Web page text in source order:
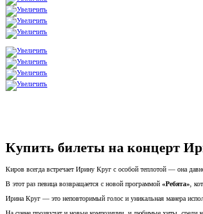
Купить билеты на концерт
Киров всегда встречает Ирину Круг с особой теплотой — она
В этот раз певица возвращается с новой программой «Ребята» ,
Ирина Круг — это неповторимый голос и уникальная манера